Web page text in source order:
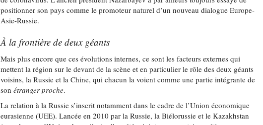
positionner son pays comme le promoteur naturel d’un nouveau dialogue Europe-
Asie-Russie.
À la frontière de deux géants
Mais plus encore que ces évolutions internes, ce sont les facteurs externes qui
mettent la région sur le devant de la scène et en particulier le rôle des deux géants
voisins, la Russie et la Chine, qui chacun la voient comme une partie intégrante de
sonétranger proche.
La relation à la Russie s’inscrit notamment dans le cadre de l’Union économique
eurasienne (UEE). Lancée en 2010 par la Russie, la Biélorussie et le Kazakhstan